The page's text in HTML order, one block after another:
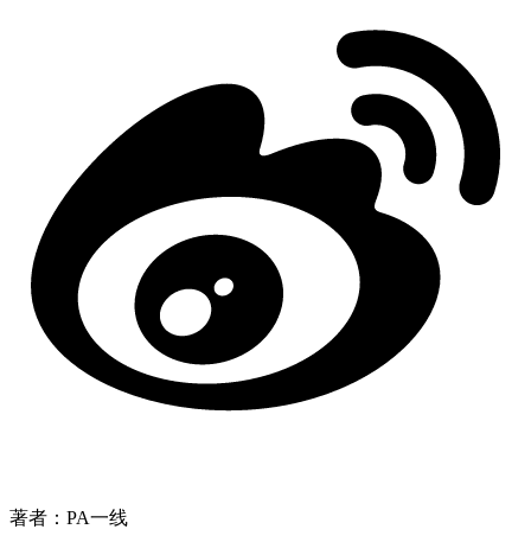
著者：PA一线